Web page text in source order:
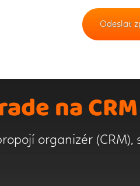
Odeslat
na
organizér (CRM),